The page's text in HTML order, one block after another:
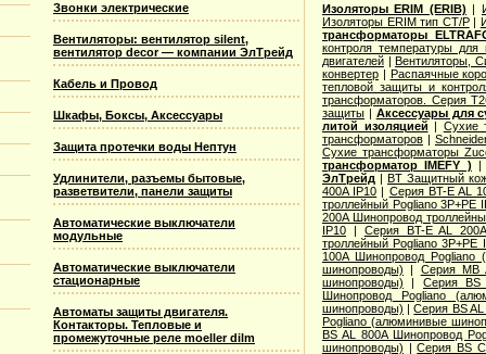
Звонки электрические
Вентиляторы: вентилятор silent,
вентилятор decor — компании ЭлТрейд
Кабель и Провод
Шкафы, Боксы, Аксессуары
Защита протечки воды Нептун
Удлинители, разъемы бытовые,
разветвители, панели защиты
Автоматические выключатели
модульные
Автоматические выключатели
стационарные
Автоматы защиты двигателя.
Контакторы. Тепловые и
промежуточные реле moeller dilm
Изоляторы ERIM (ERIB) |
Изоляторы ERIM тип CT/P|
трансформаторы
контроля температуры
двигателей|Вентиляторы,
конвертер| Распаячные
тепловой защиты и
трансформаторов. Серия
защиты| Аксессуары для
литой изоляцией | Сухие
трансформаторов|
Сухие трансформаторы
трансформатор IMEFY )
ЭлТрейд | BT Защитный
400A IP10 | Серия BT-E AL
троллейный Pogliano 3P+PE
200A Шинопровод
IP10| Серия BT-E AL
троллейный Pogliano 3P+PE
100A Шинопровод
шинопроводы) | Серия MB
шинопроводы) | Серия ВS
Шинопровод Pogliano
шинопроводы) |Серия ВS
Pogliano (алюминивые
ВS AL 800A Шинопровод
шинопроводы) |Серия ВS